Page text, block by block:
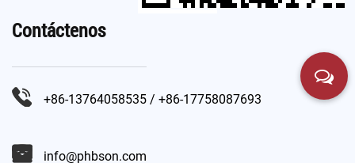
Contáctenos
+86-13764058535 / +86-17758087693
info@phbson.com